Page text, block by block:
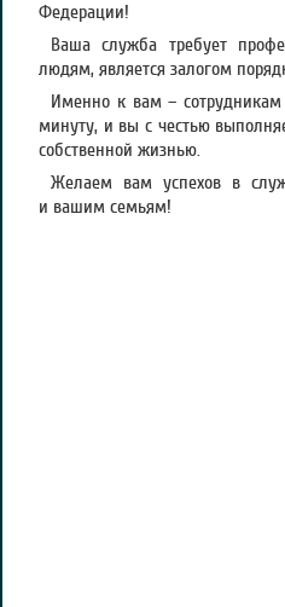
Федерации!
Ваша служба требует
людям, является залогом
Именно к вам –
минуту, и вы с честью
собственной жизнью.
Желаем вам успехов в
и вашим семьям!